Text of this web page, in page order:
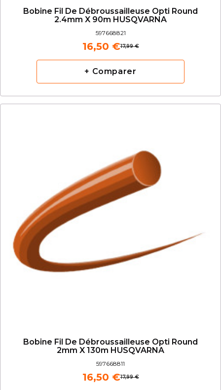
Bobine Fil De Débroussailleuse Opti Round
2.4mm X 90m HUSQVARNA
597668821
17,99 €
16,50 €
+ Comparer
Bobine Fil De Débroussailleuse Opti Round
2mm X 130m HUSQVARNA
597668811
17,99 €
16,50 €